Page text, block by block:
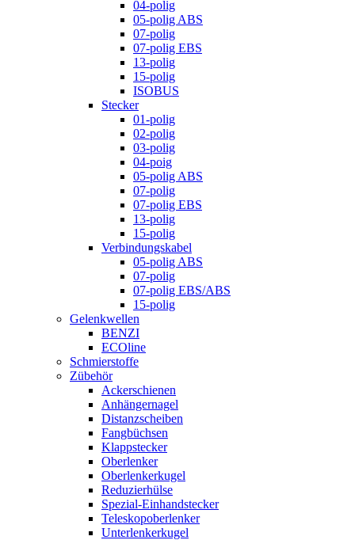
04-polig
05-polig ABS
07-polig
07-polig EBS
13-polig
15-polig
ISOBUS
Stecker
01-polig
02-polig
03-polig
04-poig
05-polig ABS
07-polig
07-polig EBS
13-polig
15-polig
Verbindungskabel
05-polig ABS
07-polig
07-polig EBS/ABS
15-polig
Gelenkwellen
BENZI
ECOline
Schmierstoffe
Zübehör
Ackerschienen
Anhängernagel
Distanzscheiben
Fangbüchsen
Klappstecker
Oberlenker
Oberlenkerkugel
Reduzierhülse
Spezial-Einhandstecker
Teleskopoberlenker
Unterlenkerkugel